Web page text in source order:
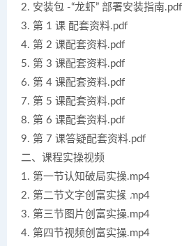
2. 安装包 -“龙虾” 部署安装指南.pdf
3. 第 1 课 配套资料.pdf
4. 第 2 课配套资料.pdf
5. 第 3 课配套资料.pdf
6. 第 4 课配套资料.pdf
7. 第 5 课配套资料.pdf
8. 第 6 课配套资料.pdf
9. 第 7 课答疑配套资料.pdf
二、课程实操视频
1. 第一节认知破局实操.mp4
2. 第二节文字创富实操.mp4
3. 第三节图片创富实操.mp4
4. 第四节视频创富实操.mp4